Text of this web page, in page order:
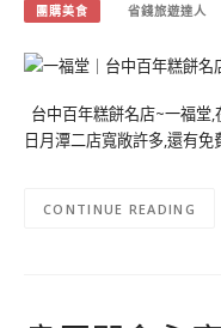
團購美食 省錢旅遊達人
台中百年糕餅名店~一福堂
日月潭二店寬敞許多,還有免
CONTINUE READING